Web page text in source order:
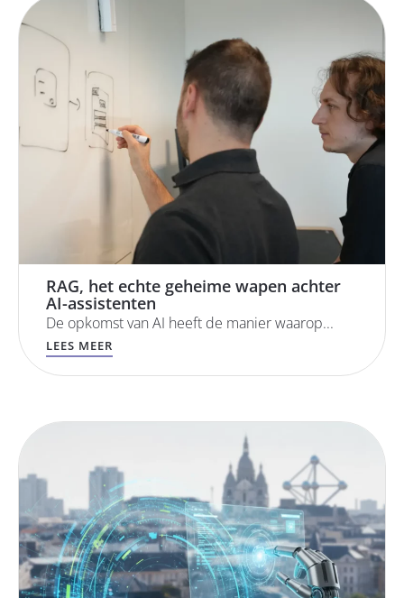
RAG, het echte geheime wapen achter
AI-assistenten
De opkomst van AI heeft de manier waarop...
LEES MEER